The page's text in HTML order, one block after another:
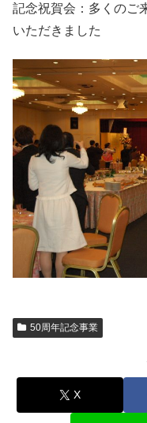
記念祝賀会：多くのご
いただきました
50周年記念事業
X